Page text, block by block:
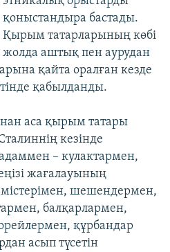
қоныстандыра бастады.
Қырым татарларының көбі
жолда аштық пен аурудан
қайта оралған кезде
қабылданды.
аса қырым татары
кезінде
– кулактармен,
жағалауының
шешендермен,
балқарлармен,
құрбандар
асып түсетін